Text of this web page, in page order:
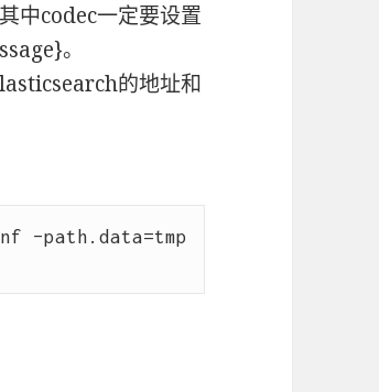
中codec一定要设置
。
的地址和
–path.data=tmp